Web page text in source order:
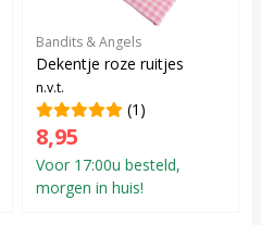
Bandits & Angels
Dekentje roze ruitjes
n.v.t.
(1)
8,95
Voor 17:00u besteld,
morgen in huis!